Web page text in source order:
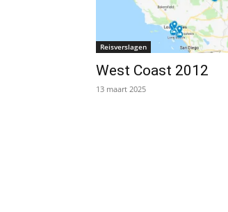
Reisverslagen
West Coast 2012
13 maart 2025